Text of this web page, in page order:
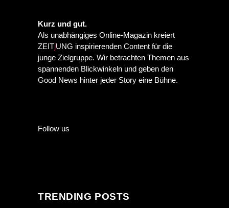
Kurz und gut.
Als unabhängiges Online-Magazin kreiert
ZEITjUNG inspirierenden Content für die
junge Zielgruppe. Wir betrachten Themen aus
spannenden Blickwinkeln und geben den
Good News hinter jeder Story eine Bühne.
Follow us
TRENDING POSTS